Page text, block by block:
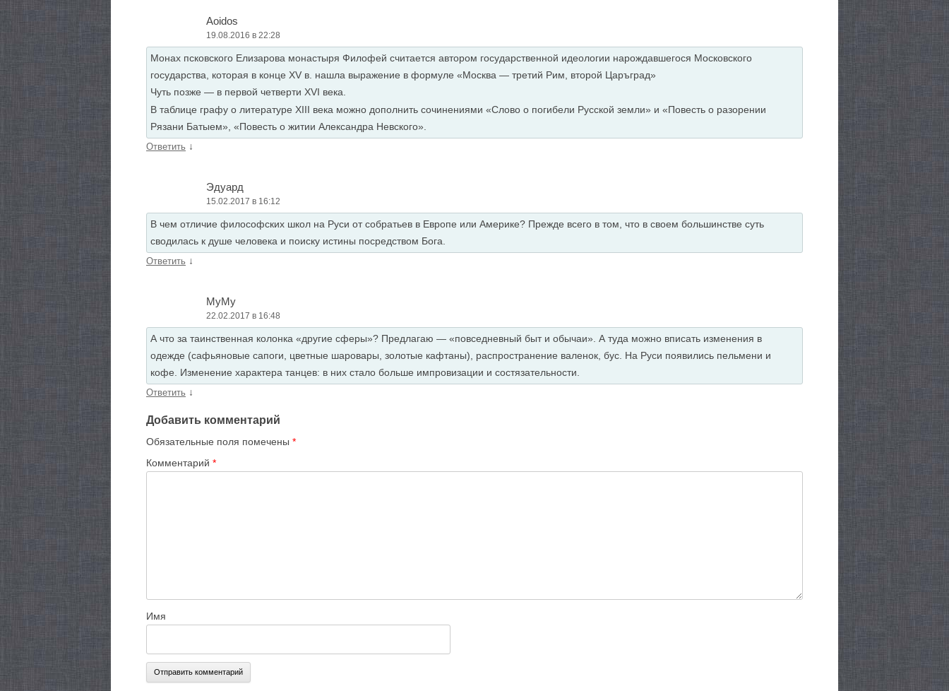
Aoidos
19.08.2016 в 22:28
Монах псковского Елизарова монастыря Филофей считается автором государственной идеологии нарождавшегося Московского
государства, которая в конце XV в. нашла выражение в формуле «Москва — третий Рим, второй Царъград»
Чуть позже — в первой четверти XVI века.
В таблице графу о литературе XIII века можно дополнить сочинениями «Слово о погибели Русской земли» и «Повесть о разорении
Рязани Батыем», «Повесть о житии Александра Невского».
Ответить ↓
Эдуард
15.02.2017 в 16:12
В чем отличие философских школ на Руси от собратьев в Европе или Америке? Прежде всего в том, что в своем большинстве суть
сводилась к душе человека и поиску истины посредством Бога.
Ответить ↓
МуМу
22.02.2017 в 16:48
А что за таинственная колонка «другие сферы»? Предлагаю — «повседневный быт и обычаи». А туда можно вписать изменения в
одежде (сафьяновые сапоги, цветные шаровары, золотые кафтаны), распространение валенок, бус. На Руси появились пельмени и
кофе. Изменение характера танцев: в них стало больше импровизации и состязательности.
Ответить ↓
Добавить комментарий
Обязательные поля помечены *
Комментарий *
Имя